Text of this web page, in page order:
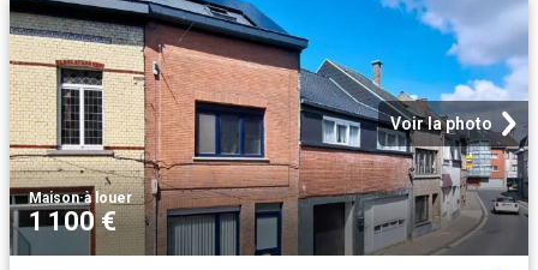
Voir la photo
Maison·à louer
1 100 €